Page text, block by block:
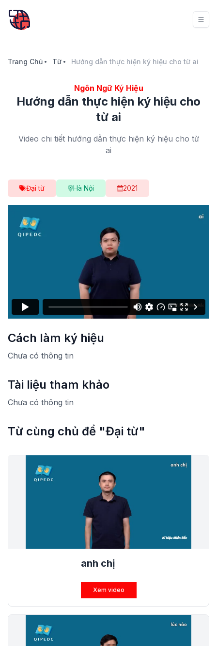
Trang Chủ Từ Hướng dẫn thực hiện ký hiệu cho từ ai
Ngôn Ngữ Ký Hiệu
Hướng dẫn thực hiện ký hiệu cho
từ ai
Video chi tiết hướng dẫn thực hiện ký hiệu cho từ
ai
Đại từ Hà Nội 2021
Cách làm ký hiệu
Chưa có thông tin
Tài liệu tham khảo
Chưa có thông tin
Từ cùng chủ đề "Đại từ"
anh chị
Xem video